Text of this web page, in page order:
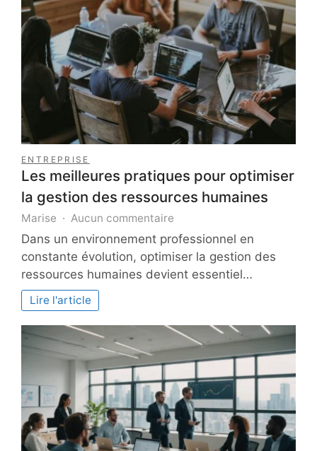
ENTREPRISE
Les meilleures pratiques pour optimiser
la gestion des ressources humaines
Marise Aucun commentaire
Les
meilleures
pratiques
pour
gestion
des
ressources
Dans un environnement professionnel en
constante évolution, optimiser la gestion des
ressources humaines devient essentiel…
Lire l'article